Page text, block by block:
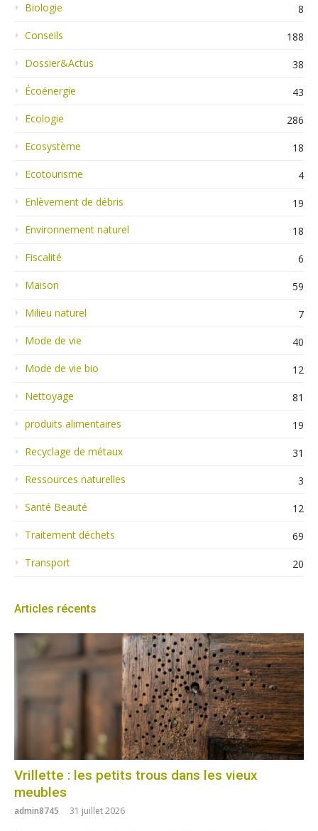
Biologie
8
Conseils
188
Dossier&Actus
38
Écoénergie
43
Ecologie
286
Ecosystème
18
Ecotourisme
4
Enlèvement de débris
19
Environnement naturel
18
Fiscalité
6
Maison
59
Milieu naturel
7
Mode de vie
40
Mode de vie bio
12
Nettoyage
81
produits alimentaires
19
Recyclage de métaux
31
Ressources naturelles
3
Santé Beauté
12
Traitement déchets
69
Transport
20
Articles récents
Vrillette : les petits trous dans les vieux
meubles
admin8745 31 juillet 2026